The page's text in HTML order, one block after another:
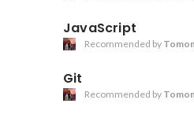
JavaScript
Recommended by
Git
Recommended by